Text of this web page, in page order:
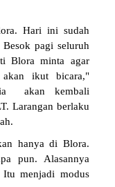
Hari ini sudah
pagi seluruh
Blora minta agar
ikut bicara,"
ia akan kembali
Larangan berlaku
hanya di Blora.
pun. Alasannya
menjadi modus